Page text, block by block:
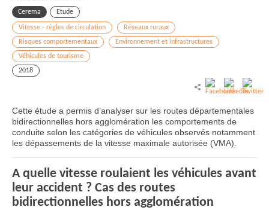
Cerema Etude
Vitesse - règles de circulation
Réseaux ruraux
Risques comportementaux
Environnement et infrastructures
Véhicules de tourisme
2018
Cette étude a permis d’analyser sur les routes départementales
bidirectionnelles hors agglomération les comportements de
conduite selon les catégories de véhicules observés notamment
les dépassements de la vitesse maximale autorisée (VMA).
A quelle vitesse roulaient les véhicules avant
leur accident ? Cas des routes
bidirectionnelles hors agglomération